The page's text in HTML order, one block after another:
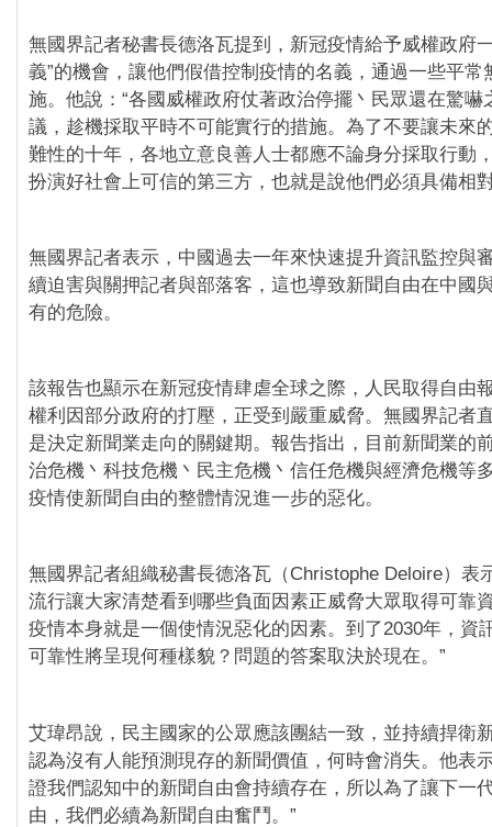
無國界記者秘書長德洛瓦提到，新冠疫情給予威權政府
義”的機會，讓他們假借控制疫情的名義，通過一些平常
施。他說：“各國威權政府仗著政治停擺丶民眾還在驚嚇
議，趁機採取平時不可能實行的措施。為了不要讓未來
難性的十年，各地立意良善人士都應不論身分採取行動
扮演好社會上可信的第三方，也就是說他們必須具備相
無國界記者表示，中國過去一年來快速提升資訊監控與
續迫害與關押記者與部落客，這也導致新聞自由在中國
有的危險。
該報告也顯示在新冠疫情肆虐全球之際，人民取得自由
權利因部分政府的打壓，正受到嚴重威脅。無國界記者
是決定新聞業走向的關鍵期。報告指出，目前新聞業的
治危機丶科技危機丶民主危機丶信任危機與經濟危機等
疫情使新聞自由的整體情況進一步的惡化。
無國界記者組織秘書長德洛瓦（Christophe Deloire）表
流行讓大家清楚看到哪些負面因素正威脅大眾取得可靠
疫情本身就是一個使情況惡化的因素。到了2030年，資
可靠性將呈現何種樣貌？問題的答案取決於現在。”
艾瑋昂說，民主國家的公眾應該團結一致，並持續捍衛
認為沒有人能預測現存的新聞價值，何時會消失。他表
證我們認知中的新聞自由會持續存在，所以為了讓下一
由，我們必續為新聞自由奮鬥。”